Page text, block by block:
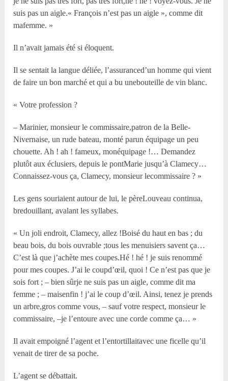
suis pas un aigle.« François n’est pas un aigle », comme dit
mafemme. »
Il n’avait jamais été si éloquent.
Il se sentait la langue déliée, l’assuranced’un homme qui vient
de faire un bon marché et qui a bu unebouteille de vin blanc.
« Votre profession ?
– Marinier, monsieur le commissaire,patron de la Belle-
Nivernaise, un rude bateau, monté parun équipage un peu
chouette. Ah ! ah ! fameux, monéquipage !… Demandez
plutôt aux éclusiers, depuis le pontMarie jusqu’à Clamecy…
Connaissez-vous ça, Clamecy, monsieur lecommissaire ? »
Les gens souriaient autour de lui, le pèreLouveau continua,
bredouillant, avalant les syllabes.
« Un joli endroit, Clamecy, allez !Boisé du haut en bas ; du
beau bois, du bois ouvrable ;tous les menuisiers savent ça…
C’est là que j’achète mes coupes.Hé ! hé ! je suis renommé
pour mes coupes. J’ai le coupd’œil, quoi ! Ce n’est pas que je
sois fort ; – bien sûrje ne suis pas un aigle, comme dit ma
femme ; – maisenfin ! j’ai le coup d’œil. Ainsi, tenez je prends
un arbre,gros comme vous, – sauf votre respect, monsieur le
commissaire, –je l’entoure avec une corde comme ça… »
Il avait empoigné l’agent et l’entortillaitavec une ficelle qu’il
venait de tirer de sa poche.
L’agent se débattait.